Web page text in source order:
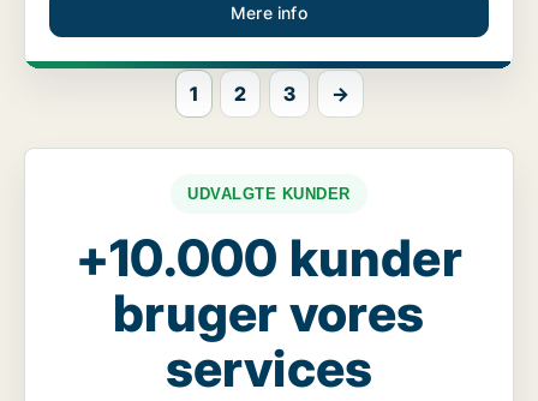
Mere info
1 2 3 →
UDVALGTE KUNDER
+10.000 kunder
bruger vores
services